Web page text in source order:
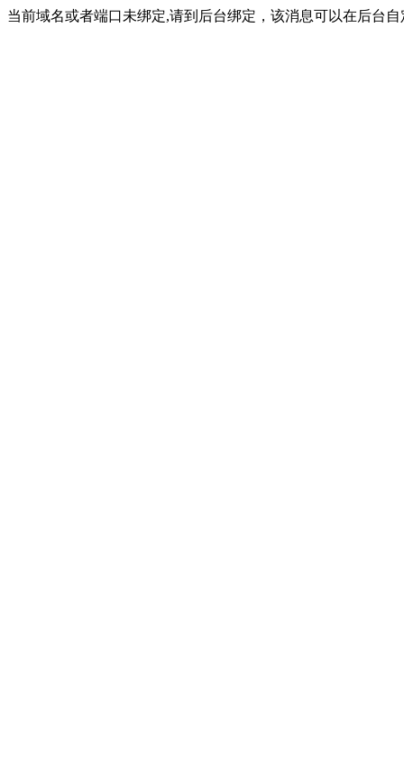
当前域名或者端口未绑定,请到后台绑定，该消息可以在后台自